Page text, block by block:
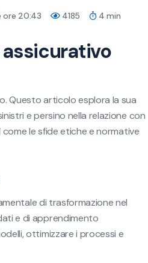
ore 20:43 4185 4 min
assicurativo
Questo articolo esplora la sua
e persino nella relazione con
le sfide etiche e normative
di trasformazione nel
e di apprendimento
ottimizzare i processi e